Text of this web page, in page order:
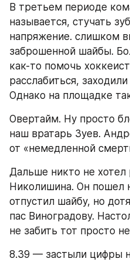
В третьем периоде
называется, стучать
напряжение. слишком
заброшенной шайбы.
как-то помочь
расслабиться,
Однако на площадке
Овертайм. Ну просто
наш вратарь Зуев.
от «немедленной
Дальше никто не
Николишина. Он пошел
отпустил шайбу, но
пас Виноградову.
не забить тот просто не
8.39 — застыли цифры